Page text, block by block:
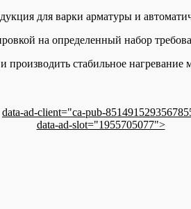
для варки арматуры и
на определенный набор
стабильное нагревание
data-ad-client="ca-pub-
data-ad-slot="1955705077">